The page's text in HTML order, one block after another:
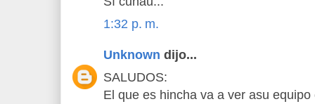
1:32 p. m.
Unknown dijo...
SALUDOS:
El que es hincha va a ver asu